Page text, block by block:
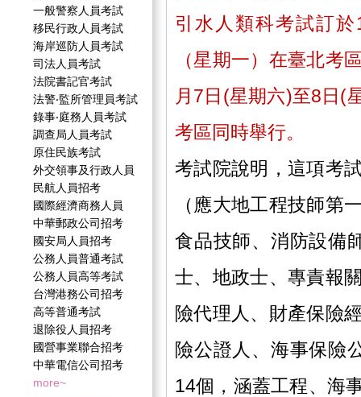
一般警察人員考試
移民行政人員考試
海岸巡防人員考試
司法人員考試
法院書記官考試
法警‧監所管理員考試
錄事‧庭務人員考試
調查局人員考試
原住民族考試
外交領事及行政人員
民航人員招考
國際經濟商務人員
中華郵政公司招考
國安局人員招考
公務人員普通考試
公務人員高等考試
台灣港務公司招考
高等普通考試
退除役人員招考
國營事業聯合招考
中華電信公司招考
more~
引水人類科考試訂
（星期一）在臺北考
月7日(星期六)至8日(
考區同時舉行。
考試院說明，這項考
（應大地工程技師第
食品技師、消防設備
士、地政士、專責報
險代理人、財產保險
險公證人、海事保險
14個，涵蓋工程、海